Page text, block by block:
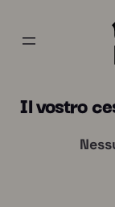
Il vostro